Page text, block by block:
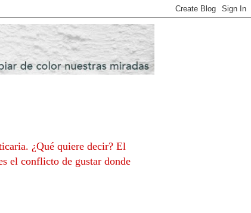
¿Qué quiere decir? El
el conflicto de gustar donde